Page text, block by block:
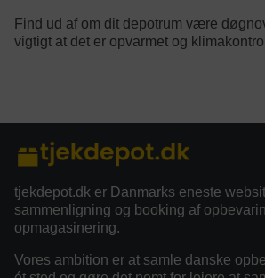
Find ud af om dit depotrum være
vigtigt at det er opvarmet og
tjekdepot.dk er Danmarks eneste
sammenligning og booking af
opmagasinering.
Vores ambition er at samle danske